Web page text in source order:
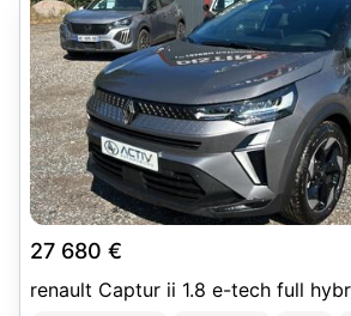
27 680 €
renault Captur ii 1.8 e-tech full